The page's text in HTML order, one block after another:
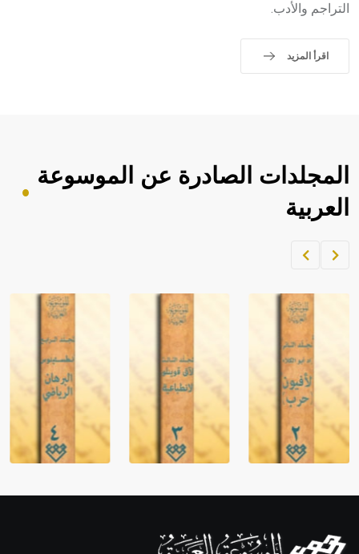
التراجم والأدب.
اقرأ المزيد
المجلدات الصادرة عن الموسوعة
العربية